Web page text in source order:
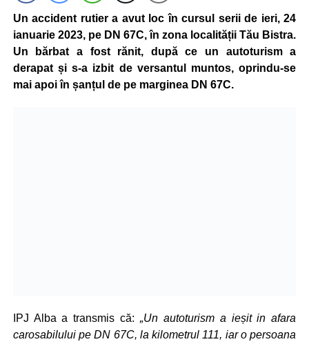
Un accident rutier a avut loc în cursul serii de ieri, 24
ianuarie 2023, pe DN 67C, în zona localității Tău Bistra.
Un bărbat a fost rănit, după ce un autoturism a
derapat și s-a izbit de versantul muntos, oprindu-se
mai apoi în șanțul de pe marginea DN 67C.
IPJ Alba a transmis că: „Un autoturism a ieșit in afara
carosabilului pe DN 67C, la kilometrul 111, iar o persoana